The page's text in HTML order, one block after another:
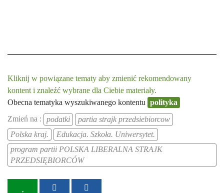
Kliknij w powiązane tematy aby zmienić rekomendowany
kontent i znaleźć wybrane dla Ciebie materiały.
Obecna tematyka wyszukiwanego kontentu polityka
Zmień na :
podatki
partia strajk przedsiebiorcow
Polska kraj.
Edukacja. Szkoła. Uniwersytet.
program partii POLSKA LIBERALNA STRAJK
PRZEDSIĘBIORCÓW